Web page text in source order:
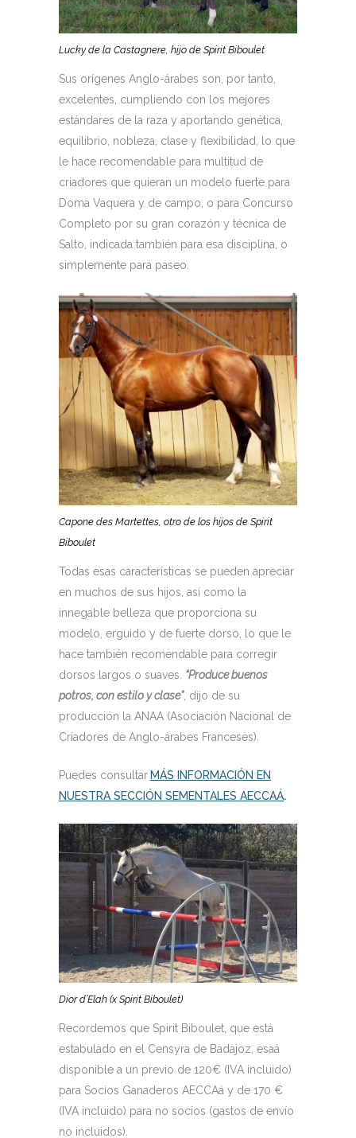
Lucky de la Castagnere, hijo de Spirit Biboulet
Sus orígenes Anglo-árabes son, por tanto,
excelentes, cumpliendo con los mejores
estándares de la raza y aportando genética,
equilibrio, nobleza, clase y flexibilidad, lo que
le hace recomendable para multitud de
criadores que quieran un modelo fuerte para
Doma Vaquera y de campo, o para Concurso
Completo por su gran corazón y técnica de
Salto, indicada también para esa disciplina, o
simplemente para paseo.
Capone des Martettes, otro de los hijos de Spirit
Biboulet
Todas esas características se pueden apreciar
en muchos de sus hijos, así como la
innegable belleza que proporciona su
modelo, erguido y de fuerte dorso, lo que le
hace también recomendable para corregir
dorsos largos o suaves. “Produce buenos
potros, con estilo y clase”, dijo de su
producción la ANAA (Asociación Nacional de
Criadores de Anglo-árabes Franceses).
Puedes consultar MÁS INFORMACIÓN EN
NUESTRA SECCIÓN SEMENTALES AECCAÁ.
Dior d’Elah (x Spirit Biboulet)
Recordemos que Spirit Biboulet, que está
estabulado en el Censyra de Badajoz, esaá
disponible a un previo de 120€ (IVA incluido)
para Socios Ganaderos AECCAá y de 170 €
(IVA incluido) para no socios (gastos de envío
no incluidos).